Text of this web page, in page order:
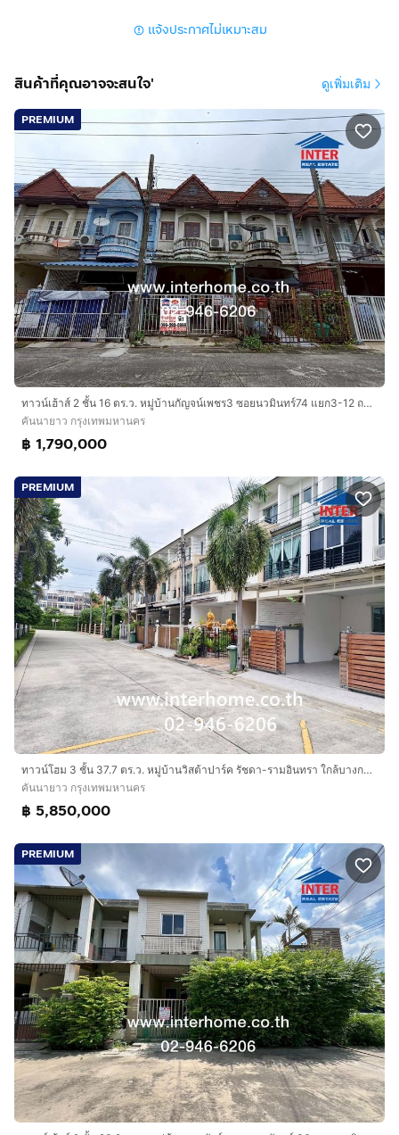
จอดรถ 1 คัน แอร์ 3 ตัว มุ้งลวด เหล็กดัด ม่าน
การตกแต่ง
พื้นชั้นบนปูด้วยไม้ลามิเนต
พื้นชั้นล่างปูด้วยกระเบื้องแกรนิตโต้
บ้านแต่งสวย พร้อมอยู่ ครัวบิวท์อิน
ทำเลดีสถานที่ใกล้เคียง
ใกล้แฟชั่นไอส์แลนด์ เดอะพรอมมานาด สวนน้ำสวนสยาม
โรงเรียนบดินทรเดชา 2 ตลาดปัฐวิกรณ์ โรงเรียนเบญจมินทร์
โรงพยาบาลนวเวช โรงพยาบาลพญาไทนวมินทร์โรง
พยาบาลสินแพทย์ โรงพยาบาลนพรัตน์ โรงเรียนเลิศหล้า
การเดินทางสะดวก
ถนนรัชดาภิเษก-รามอินทรา ถนนรามอินทรา ถนนนวมินทร์
ถนนวงแหวนกาญจนาภิเษกบางนา-บางปะอิน เข้าออกซอย
รัชดา-รามอินทรา 3 และซอยรามอินทรา62 แยก27-1
รถไฟฟ้า BTS สายสีชมพู
บริษัท อินเตอร์โฮม เรียลตี้ เอสเตท จำกัด
www.interhome.co.th
โทร.กดเพื่อดูเบอร์โทร xxxxxx206
https://www.interhome.co.th/propertydetail.php?
propcode=65103
แจ้งประกาศไม่เหมาะสม
สินค้าที่คุณอาจจะสนใจ' ดูเพิ่มเติม
PREMIUM
ทาวน์เฮ้าส์ 2 ชั้น 16 ตร.ว. หมู่บ้านกัญจน์เพชร3 ซอยนวมินทร์74 แยก3-12 ถนนประเสริฐมนูกิจ ถนนนวมินทร์ ถนนรัชดา-รามอินทรา เขตคันนายาว กรุงเทพ
คันนายาว กรุงเทพมหานคร
฿ 1,790,000
PREMIUM
ทาวน์โฮม 3 ชั้น 37.7 ตร.ว. หมู่บ้านวิสต้าปาร์ค รัชดา-รามอินทรา ใกล้บางกอกบูเลอวาร์ด ซอยรัชดา-รามอินทรา5 ถนนรามอินทรา ถนนรัชดา-รามอินทรา
คันนายาว กรุงเทพมหานคร
฿ 5,850,000
PREMIUM